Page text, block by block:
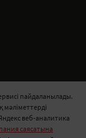
пайдаланылады.
веб-аналитика
саясатына